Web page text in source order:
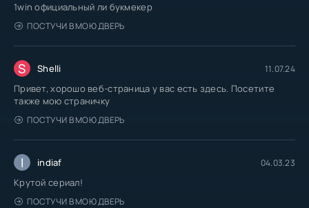
1win официальный ли букмекер
ПОСТУЧИ В МОЮ ДВЕРЬ
S Shelli 11.07.24
Привет, хорошо веб-страница у вас есть здесь. Посетите
также мою страничку
ПОСТУЧИ В МОЮ ДВЕРЬ
I indiaf 04.03.23
Крутой сериал!
ПОСТУЧИ В МОЮ ДВЕРЬ